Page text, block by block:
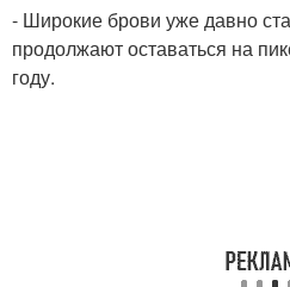
- Широкие брови уже давно
продолжают оставаться на
году.